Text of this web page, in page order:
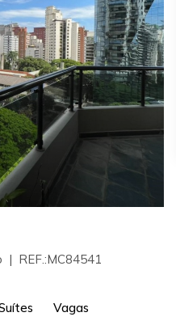
REF.:MC84541
Vagas